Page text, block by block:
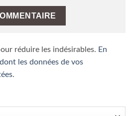
réduire les indésirables. En
les données de vos
.